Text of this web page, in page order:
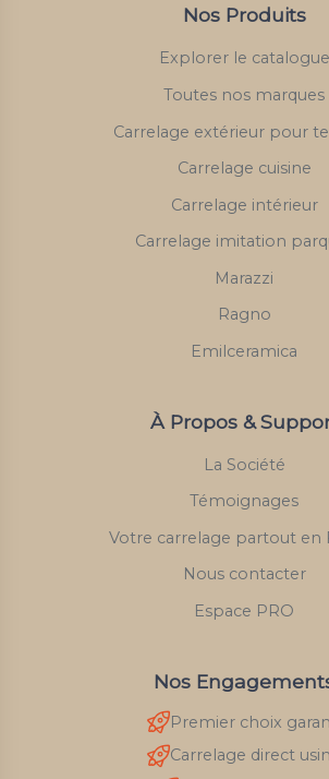
Nos Produits
Explorer le catalogue
Toutes nos marques
Carrelage extérieur pour
Carrelage cuisine
Carrelage intérieur
Carrelage imitation
Marazzi
Ragno
Emilceramica
À Propos &
La Société
Témoignages
Votre carrelage partout en
Nous contacter
Espace PRO
Nos
Premier choix
Carrelage direct